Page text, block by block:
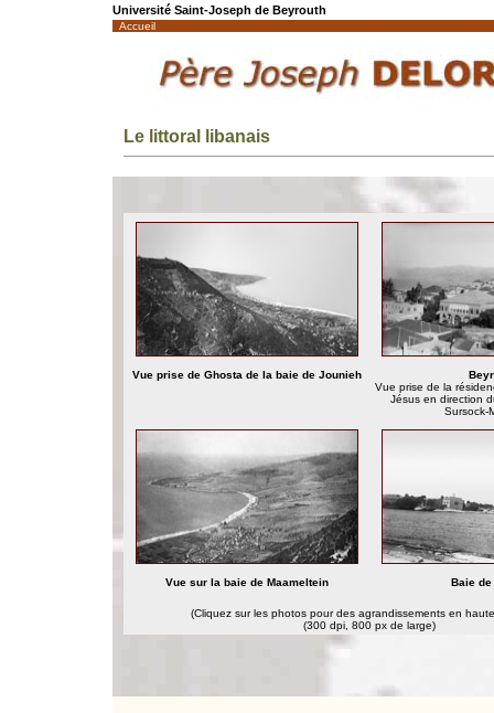
Université Saint-Joseph de Beyrouth
Accueil
Le littoral libanais
Vue prise de Ghosta de la baie de Jounieh
Vue prise de la
Jésus en direction
Sursock-
Vue sur la baie de Maameltein Baie de
(Cliquez sur les photos pour des agrandissements en
(300 dpi, 800 px de large)